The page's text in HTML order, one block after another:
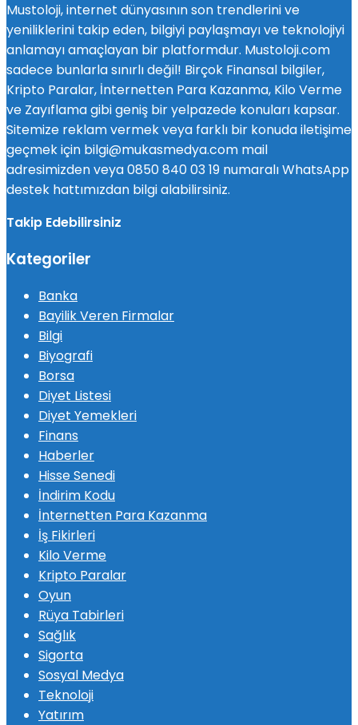
Mustoloji, internet dünyasının son trendlerini ve
yeniliklerini takip eden, bilgiyi paylaşmayı ve teknolojiyi
anlamayı amaçlayan bir platformdur. Mustoloji.com
sadece bunlarla sınırlı değil! Birçok Finansal bilgiler,
Kripto Paralar, İnternetten Para Kazanma, Kilo Verme
ve Zayıflama gibi geniş bir yelpazede konuları kapsar.
Sitemize reklam vermek veya farklı bir konuda iletişime
geçmek için bilgi@mukasmedya.com mail
adresimizden veya 0850 840 03 19 numaralı WhatsApp
destek hattımızdan bilgi alabilirsiniz.
Takip Edebilirsiniz
Kategoriler
Banka
Bayilik Veren Firmalar
Bilgi
Biyografi
Borsa
Diyet Listesi
Diyet Yemekleri
Finans
Haberler
Hisse Senedi
İndirim Kodu
İnternetten Para Kazanma
İş Fikirleri
Kilo Verme
Kripto Paralar
Oyun
Rüya Tabirleri
Sağlık
Sigorta
Sosyal Medya
Teknoloji
Yatırım